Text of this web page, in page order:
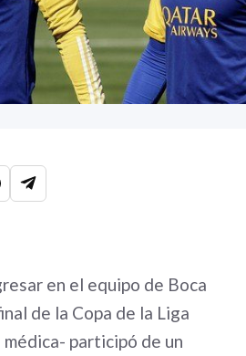
en el equipo de Boca
de la Copa de la Liga
participó de un